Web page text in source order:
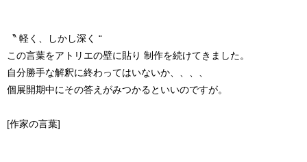
〝 軽く、しかし深く “
この言葉をアトリエの壁に貼り 制作を続けてきました。
自分勝手な解釈に終わってはいないか、、、、
個展開期中にその答えがみつかるといいのですが。
[作家の言葉]